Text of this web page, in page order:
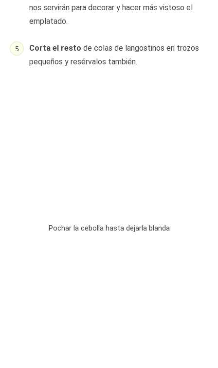
nos servirán para decorar y hacer más vistoso el
emplatado.
Corta el resto de colas de langostinos en trozos
pequeños y resérvalos también.
Pochar la cebolla hasta dejarla blanda